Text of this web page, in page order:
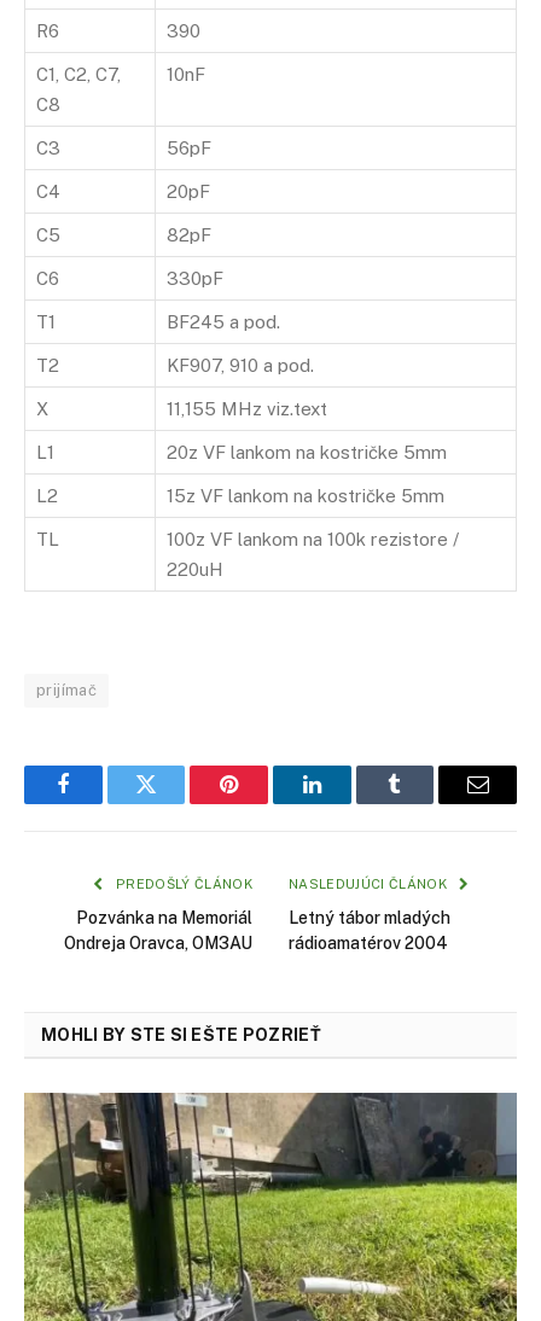
R6 390
C1, C2, C7,
C8
10nF
C3 56pF
C4 20pF
C5 82pF
C6 330pF
T1 BF245 a pod.
T2 KF907, 910 a pod.
X 11,155 MHz viz.text
L1 20z VF lankom na kostričke 5mm
L2 15z VF lankom na kostričke 5mm
TL
100z VF lankom na 100k rezistore /
220uH
prijímač
FacebookTwitter Pinterest LinkedInTumblr Email
PREDOŠLÝ ČLÁNOK
Pozvánka na Memoriál
Ondreja Oravca, OM3AU
NASLEDUJÚCI ČLÁNOK
Letný tábor mladých
rádioamatérov 2004
MOHLI BY STE SI EŠTE POZRIEŤ